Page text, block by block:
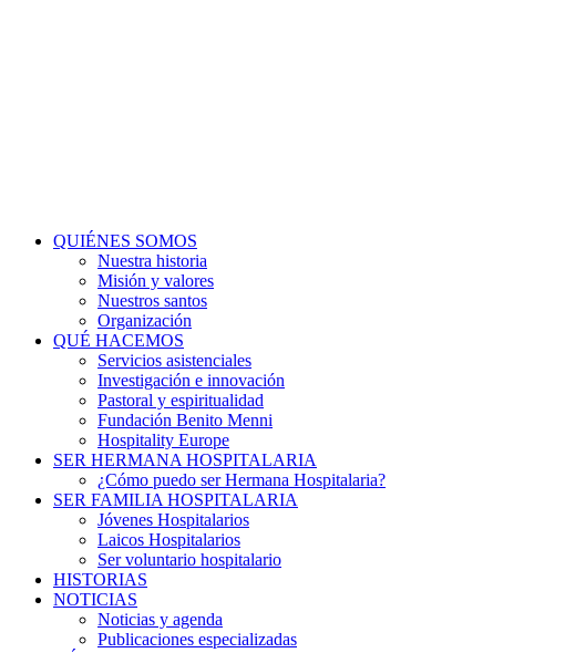
QUIÉNES SOMOS
Nuestra historia
Misión y valores
Nuestros santos
Organización
QUÉ HACEMOS
Servicios asistenciales
Investigación e innovación
Pastoral y espiritualidad
Fundación Benito Menni
Hospitality Europe
SER HERMANA HOSPITALARIA
¿Cómo puedo ser Hermana Hospitalaria?
SER FAMILIA HOSPITALARIA
Jóvenes Hospitalarios
Laicos Hospitalarios
Ser voluntario hospitalario
HISTORIAS
NOTICIAS
Noticias y agenda
Publicaciones especializadas